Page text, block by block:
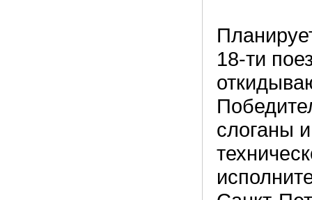
18-ти
слоганы